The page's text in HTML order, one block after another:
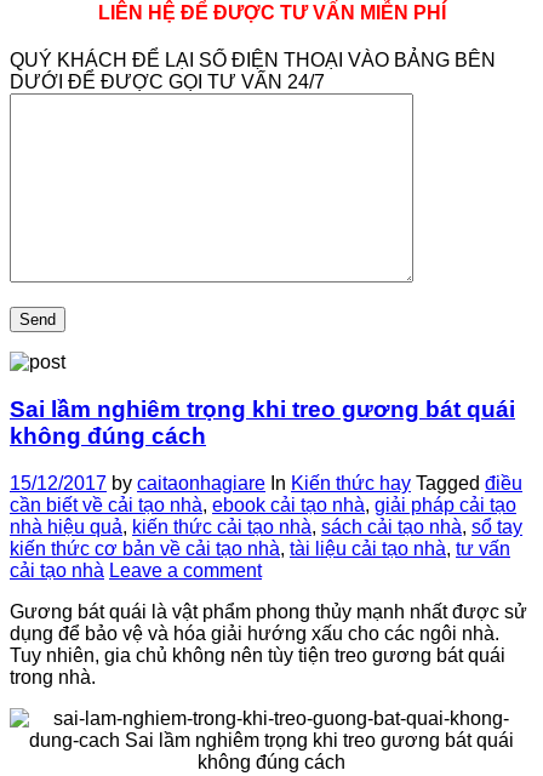
LIÊN HỆ ĐỂ ĐƯỢC TƯ VẤN MIỄN PHÍ
QUÝ KHÁCH ĐỂ LẠI SỐ ĐIỆN THOẠI VÀO BẢNG BÊN
DƯỚI ĐỂ ĐƯỢC GỌI TƯ VẤN 24/7
Sai lầm nghiêm trọng khi treo gương bát quái
không đúng cách
15/12/2017 by caitaonhagiare In Kiến thức hay Tagged điều
cần biết về cải tạo nhà, ebook cải tạo nhà, giải pháp cải tạo
nhà hiệu quả, kiến thức cải tạo nhà, sách cải tạo nhà, sổ tay
kiến thức cơ bản về cải tạo nhà, tài liệu cải tạo nhà, tư vấn
cải tạo nhà Leave a comment
Gương bát quái là vật phẩm phong thủy mạnh nhất được sử
dụng để bảo vệ và hóa giải hướng xấu cho các ngôi nhà.
Tuy nhiên, gia chủ không nên tùy tiện treo gương bát quái
trong nhà.